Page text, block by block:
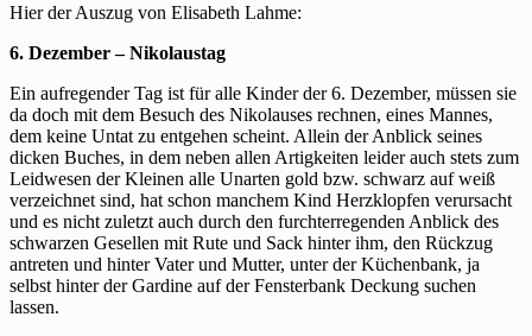
Hier der Auszug von Elisabeth Lahme:
6. Dezember – Nikolaustag
Ein aufregender Tag ist für alle Kinder der 6. Dezember, müssen sie
da doch mit dem Besuch des Nikolauses rechnen, eines Mannes,
dem keine Untat zu entgehen scheint. Allein der Anblick seines
dicken Buches, in dem neben allen Artigkeiten leider auch stets zum
Leidwesen der Kleinen alle Unarten gold bzw. schwarz auf weiß
verzeichnet sind, hat schon manchem Kind Herzklopfen verursacht
und es nicht zuletzt auch durch den furchterregenden Anblick des
schwarzen Gesellen mit Rute und Sack hinter ihm, den Rückzug
antreten und hinter Vater und Mutter, unter der Küchenbank, ja
selbst hinter der Gardine auf der Fensterbank Deckung suchen
lassen.